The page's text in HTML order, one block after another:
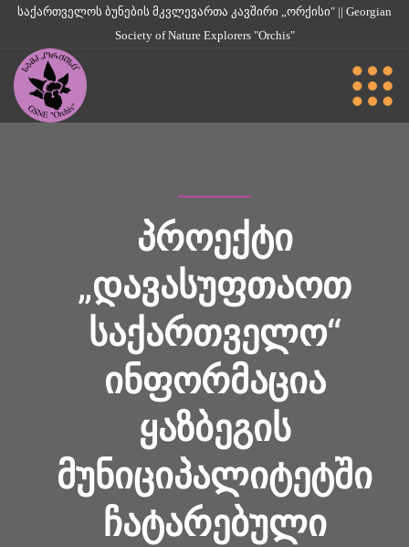
საქართველოს ბუნების მკვლევართა კავშირი „ორქისი" || Georgian
Society of Nature Explorers "Orchis"
ᲞᲠᲝᲔᲥᲢᲘ
„ᲓᲐᲕᲐᲡᲣᲤᲗᲐᲝᲗ
ᲡᲐᲥᲐᲠᲗᲕᲔᲚᲝ“
ᲘᲜᲤᲝᲠᲛᲐᲪᲘᲐ
ᲧᲐᲖᲑᲔᲒᲘᲡ
ᲛᲣᲜᲘᲪᲘᲞᲐᲚᲘᲢᲔᲢᲨᲘ
ᲩᲐᲢᲐᲠᲔᲑᲣᲚᲘ